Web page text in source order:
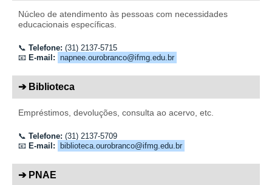
Núcleo de atendimento às pessoas com necessidades
educacionais específicas.
📞 Telefone: (31) 2137-5715
📧 E-mail: napnee.ourobranco@ifmg.edu.br
➔ Biblioteca
Empréstimos, devoluções, consulta ao acervo, etc.
📞 Telefone: (31) 2137-5709
📧 E-mail: biblioteca.ourobranco@ifmg.edu.br
➔ PNAE